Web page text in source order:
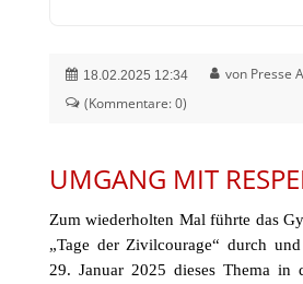
18.02.2025 12:34
von Presse
(Kommentare: 0)
UMGANG MIT
Zum wiederholten Mal führte das
„Tage der Zivilcourage“ durch
29. Januar 2025 dieses Thema in